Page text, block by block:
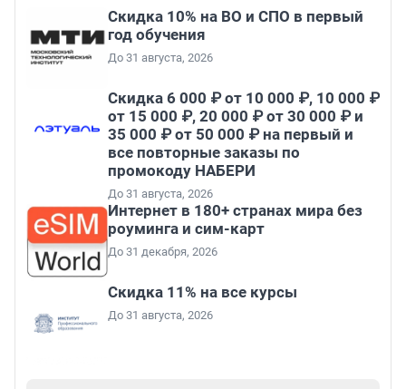
Скидка 10% на ВО и СПО в первый
год обучения
До 31 августа, 2026
Скидка 6 000 ₽ от 10 000 ₽, 10 000 ₽
от 15 000 ₽, 20 000 ₽ от 30 000 ₽ и
35 000 ₽ от 50 000 ₽ на первый и
все повторные заказы по
промокоду НАБЕРИ
До 31 августа, 2026
Интернет в 180+ странах мира без
роуминга и сим-карт
До 31 декабря, 2026
Скидка 11% на все курсы
До 31 августа, 2026